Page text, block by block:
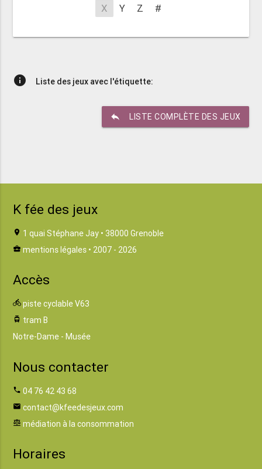
X
Y Z #
info Liste des jeux avec l'étiquette:
reply LISTE COMPLÈTE DES JEUX
K fée des jeux
location_on 1 quai Stéphane Jay • 38000 Grenoble
business_center mentions légales • 2007 - 2026
Accès
directions_bike piste cyclable V63
tram tram B
Notre-Dame - Musée
Nous contacter
phone 04 76 42 43 68
email contact@kfeedesjeux.com
balance médiation à la consommation
Horaires